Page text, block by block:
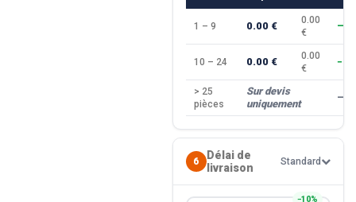
1 – 9 0.00 €
0.00
€
—
10 – 24 0.00 €
0.00
€
> 25
pièces
Sur devis
uniquement
—
6
Délai de
livraison
Standard
−10%